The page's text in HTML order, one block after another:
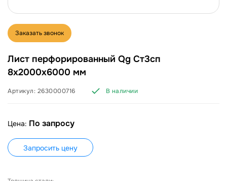
Заказать звонок
Лист перфорированный Qg Ст3сп
8х2000х6000 мм
Артикул: 2630000716 В наличии
Цена: По запросу
Запросить цену